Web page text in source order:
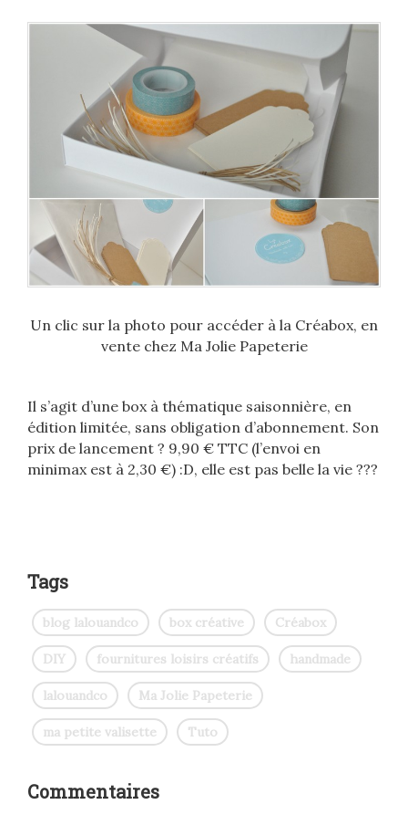
Un clic sur la photo pour accéder à la Créabox, en
vente chez Ma Jolie Papeterie
Il s’agit d’une box à thématique saisonnière, en
édition limitée, sans obligation d’abonnement. Son
prix de lancement ? 9,90 € TTC (l’envoi en
minimax est à 2,30 €) :D, elle est pas belle la vie ???
Tags
blog lalouandco box créative Créabox
DIY fournitures loisirs créatifs handmade
lalouandco Ma Jolie Papeterie
ma petite valisette Tuto
Commentaires